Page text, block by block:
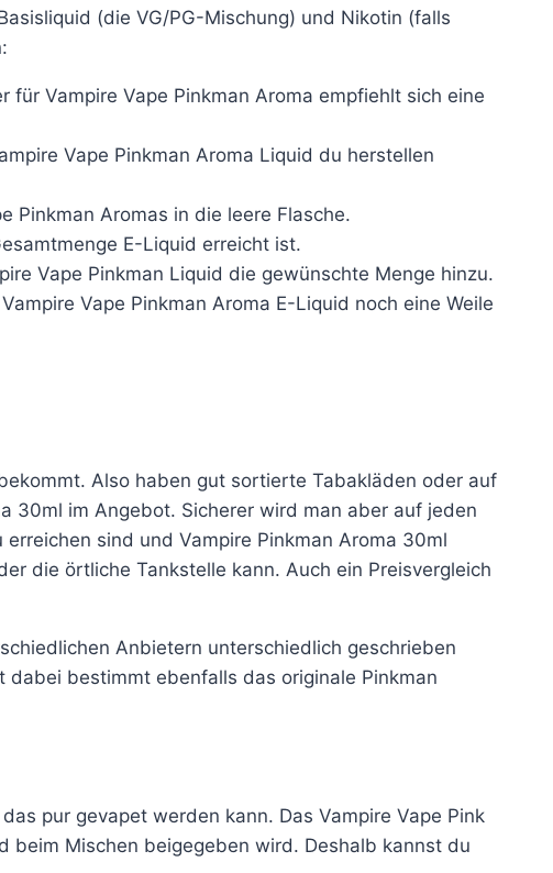
(die VG/PG-Mischung) und Nikotin (falls
Vampire Vape Pinkman Aroma empfiehlt sich eine
Vape Pinkman Aroma Liquid du herstellen
Pinkman Aromas in die leere Flasche.
E-Liquid erreicht ist.
Vape Pinkman Liquid die gewünschte Menge hinzu.
Vape Pinkman Aroma E-Liquid noch eine Weile
Also haben gut sortierte Tabakläden oder auf
30ml im Angebot. Sicherer wird man aber auf jeden
sind und Vampire Pinkman Aroma 30ml
die örtliche Tankstelle kann. Auch ein Preisvergleich
Anbietern unterschiedlich geschrieben
dabei bestimmt ebenfalls das originale Pinkman
pur gevapet werden kann. Das Vampire Vape Pink
beim Mischen beigegeben wird. Deshalb kannst du